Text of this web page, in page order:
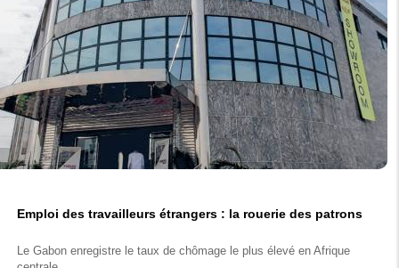
Emploi des travailleurs étrangers : la rouerie des patrons
Le Gabon enregistre le taux de chômage le plus élevé en Afrique